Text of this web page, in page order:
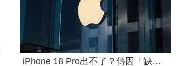
iPhone 18 Pro出不了？傳因「缺這貨」